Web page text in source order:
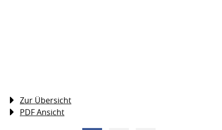
Zur Übersicht
PDF Ansicht